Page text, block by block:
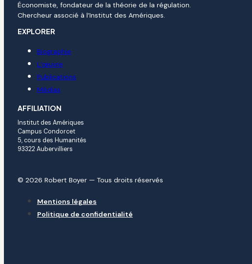
Économiste, fondateur de la théorie de la régulation.
Chercheur associé à l’Institut des Amériques.
EXPLORER
Biographie
L’œuvre
Publications
Médias
AFFILIATION
Institut des Amériques
Campus Condorcet
5, cours des Humanités
93322 Aubervilliers
© 2026 Robert Boyer — Tous droits réservés
Mentions légales
Politique de confidentialité